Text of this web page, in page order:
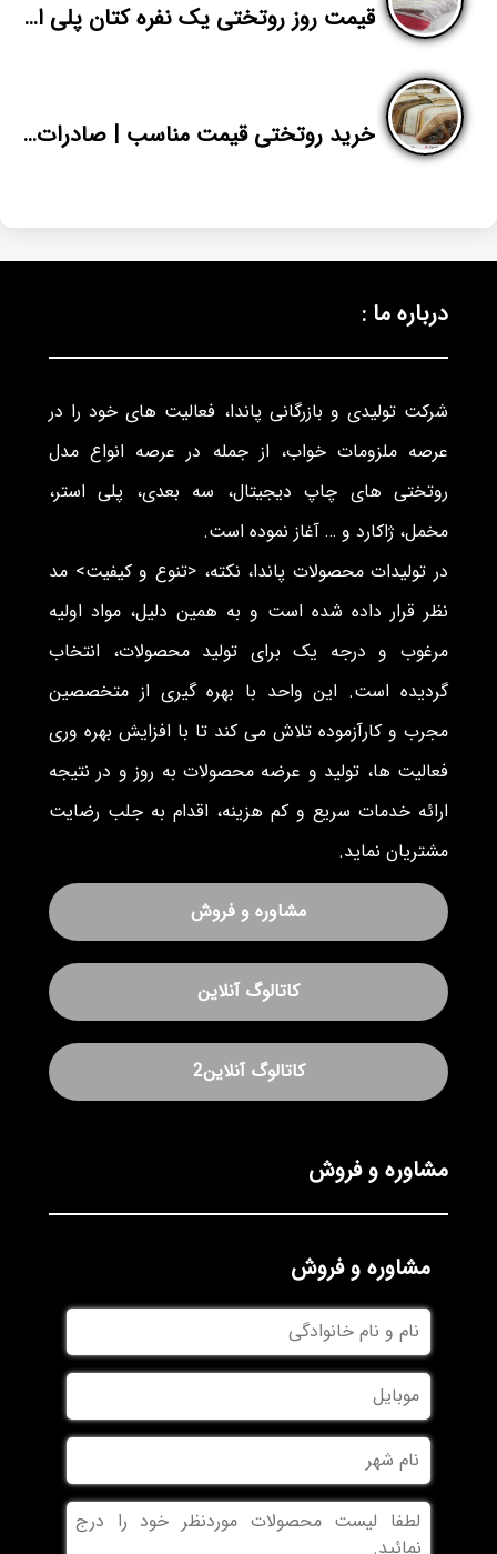
قیمت روز روتختی یک نفره کتان پلی استر در تهران
خرید روتختی قیمت مناسب | صادرات روتختی تک نفره به افغانستان | پاندا
درباره ما :
شرکت تولیدی و بازرگانی پاندا، فعالیت های خود را در
عرصه ملزومات خواب، از جمله در عرصه انواع مدل
روتختی های چاپ دیجیتال، سه بعدی، پلی استر،
مخمل، ژاکارد و … آغاز نموده است.
در تولیدات محصولات پاندا، نکته، <تنوع و کیفیت> مد
نظر قرار داده شده است و به همین دلیل، مواد اولیه
مرغوب و درجه یک برای تولید محصولات، انتخاب
گردیده است. این واحد با بهره گیری از متخصصین
مجرب و کارآزموده تلاش می کند تا با افزایش بهره وری
فعالیت ها، تولید و عرضه محصولات به روز و در نتیجه
ارائه خدمات سریع و کم هزینه، اقدام به جلب رضایت
مشتریان نماید.
مشاوره و فروش
کاتالوگ آنلاین
کاتالوگ آنلاین2
مشاوره و فروش
مشاوره و فروش
نام
و
نام
خانوادگی
موبایل
نام
شهر
بدون
عنوان